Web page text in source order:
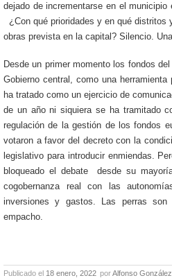
dejado de incrementarse en el
¿Con qué prioridades y en qué
obras prevista en la capital? Silencio.
Desde un primer momento los fondos
Gobierno central, como una
ha tratado como un ejercicio de
de un año ni siquiera se ha tramitado
regulación de la gestión de los fondos
votaron a favor del decreto con la
legislativo para introducir enmiendas.
bloqueado el debate desde su
cogobernanza real con las
inversiones y gastos. Las perras
empacho.
Publicado el 18 enero, 2022 porAlfonso